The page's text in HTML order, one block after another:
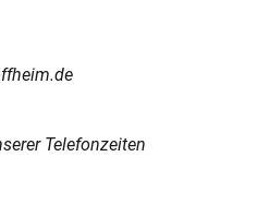
Telefonzeiten